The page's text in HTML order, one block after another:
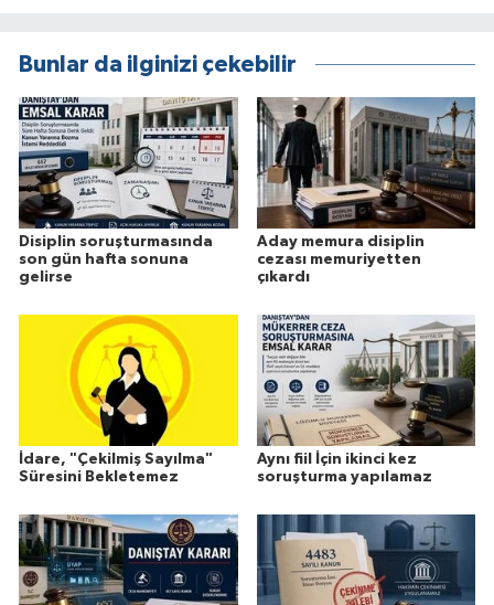
Bunlar da ilginizi çekebilir
Disiplin soruşturmasında
son gün hafta sonuna
gelirse
Aday memura disiplin
cezası memuriyetten
çıkardı
İdare, "Çekilmiş Sayılma"
Süresini Bekletemez
Aynı fiil İçin ikinci kez
soruşturma yapılamaz